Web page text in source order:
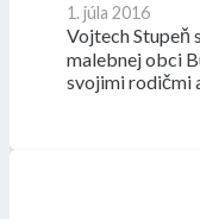
1. júla 2016
Vojtech Stupeň
malebnej obci
svojimi rodičmi